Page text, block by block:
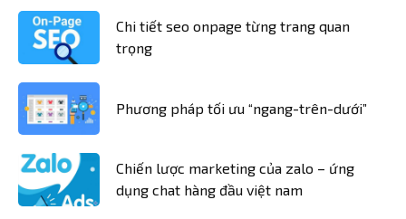
Chi tiết seo onpage từng trang quan
trọng
Phương pháp tối ưu “ngang-trên-dưới”
Chiến lược marketing của zalo – ứng
dụng chat hàng đầu việt nam